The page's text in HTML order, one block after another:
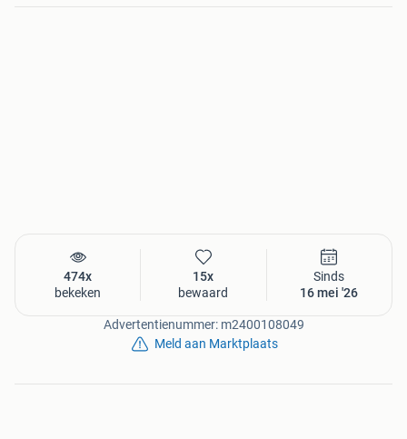
474x
bekeken
15x
bewaard
Sinds
16 mei '26
Advertentienummer: m2400108049
Meld aan Marktplaats